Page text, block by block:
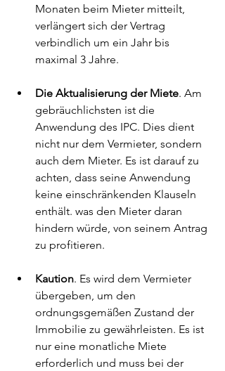
Monaten beim Mieter mitteilt,
verlängert sich der Vertrag
verbindlich um ein Jahr bis
maximal 3 Jahre.
Die Aktualisierung der Miete. Am
gebräuchlichsten ist die
Anwendung des IPC. Dies dient
nicht nur dem Vermieter, sondern
auch dem Mieter. Es ist darauf zu
achten, dass seine Anwendung
keine einschränkenden Klauseln
enthält. was den Mieter daran
hindern würde, von seinem Antrag
zu profitieren.
Kaution. Es wird dem Vermieter
übergeben, um den
ordnungsgemäßen Zustand der
Immobilie zu gewährleisten. Es ist
nur eine monatliche Miete
erforderlich und muss bei der